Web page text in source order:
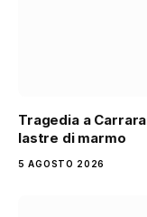
Tragedia a
lastre di marmo
5 AGOSTO 2026